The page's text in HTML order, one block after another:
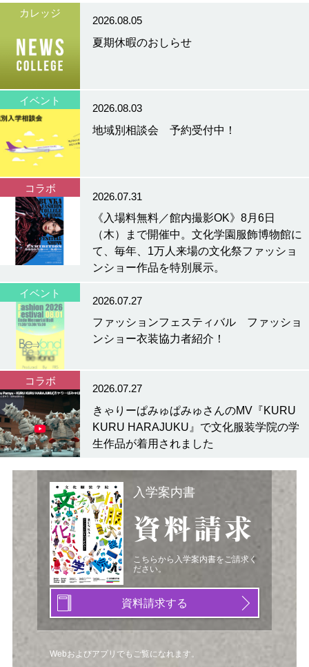
カレッジ
2026.08.05
夏期休暇のおしらせ
イベント
2026.08.03
地域別相談会 予約受付中！
コラボ
2026.07.31
《入場料無料／館内撮影OK》8月6日
（木）まで開催中。文化学園服飾博物館に
て、毎年、1万人来場の文化祭ファッショ
ンショー作品を特別展示。
イベント
2026.07.27
ファッションフェスティバル ファッショ
ンショー衣装協力者紹介！
コラボ
2026.07.27
きゃりーぱみゅぱみゅさんのMV『KURU
KURU HARAJUKU』で文化服装学院の学
生作品が着用されました
入学案内書
資料請求
こちらから入学案内書をご請求く
ださい。
資料請求する
Webおよびアプリでもご覧になれます。